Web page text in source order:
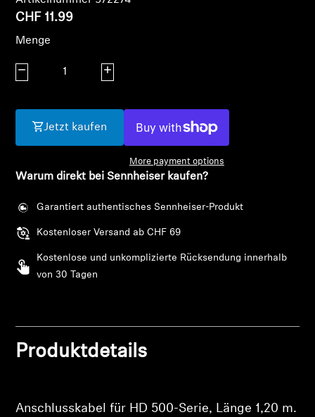
CHF 11.99
Menge
Menge verringern Menge erhöhen
Jetzt kaufen
More payment options
Warum direkt bei Sennheiser kaufen?
Garantiert authentisches Sennheiser-Produkt
Kostenloser Versand ab CHF 69
Kostenlose und unkomplizierte Rücksendung innerhalb
von 30 Tagen
Produktdetails
Anschlusskabel für HD 500-Serie, Länge 1,20 m.